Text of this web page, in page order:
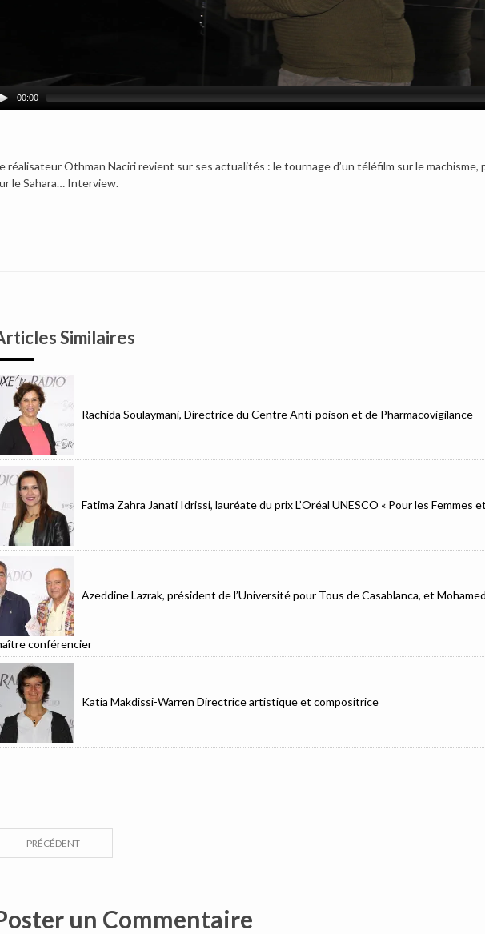
00:00
réalisateur Othman Naciri revient sur ses actualités : le tournage d’un téléfilm sur le
le Sahara… Interview.
Similaires
Rachida Soulaymani, Directrice du Centre Anti-poison et de Pharmacovigilance
Fatima Zahra Janati Idrissi, lauréate du prix L’Oréal UNESCO « Pour les Femmes
Azeddine Lazrak, président de l’Université pour Tous de Casablanca, et
conférencier
Katia Makdissi-Warren Directrice artistique et compositrice
PRÉCÉDENT
un Commentaire